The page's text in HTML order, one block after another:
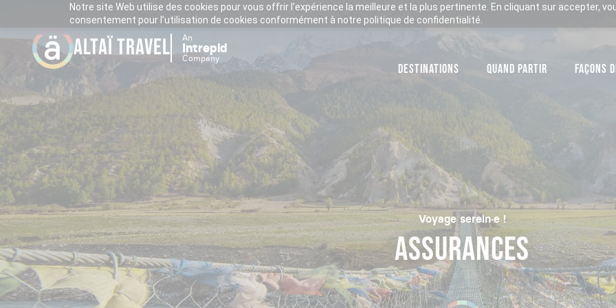
Notre site Web utilise des cookies pour vous offrir l’expérience la meilleure et la plus pertinente. En cliquant sur accepter,
consentement pour l’utilisation de cookies conformément à notre politique de confidentialité.
ALTAÏ TRAVEL An
Intrepid
Company
DESTINATIONS QUAND PARTIR FAÇONS
Voyage serein·e !
ASSURANCES